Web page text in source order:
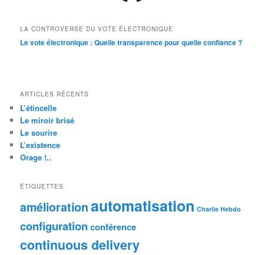
LA CONTROVERSE DU VOTE ÉLECTRONIQUE
Le vote électronique : Quelle transparence pour quelle confiance ?
ARTICLES RÉCENTS
L’étincelle
Le miroir brisé
Le sourire
L’existence
Orage !..
ÉTIQUETTES
améliorationautomatisation Charlie Hebdo
configuration conférence
continuous delivery